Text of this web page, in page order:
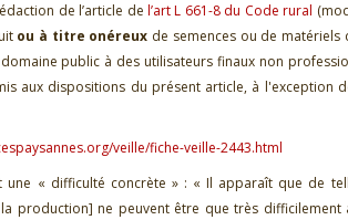
de l’article de l’art L 661-8 du Code rural
ou à titre onéreux de semences ou de
public à des utilisateurs finaux non
aux dispositions du présent article, à l'exception
veille/fiche-veille-2443.html
une « difficulté concrète » : « Il apparaît que de
production] ne peuvent être que très